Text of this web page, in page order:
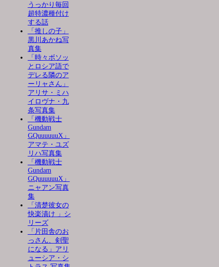
うっかり毎回
超特濃種付け
する話
「推しの子」
黒川あかね写
真集
「時々ボソッ
とロシア語で
デレる隣のア
ーリャさん」
アリサ・ミハ
イロヴナ・九
条写真集
「機動戦士
Gundam
GQuuuuuuX」
アマテ・ユズ
リハ写真集
「機動戦士
Gundam
GQuuuuuuX」
ニャアン写真
集
「清楚彼女の
快楽漬け 」シ
リーズ
「片田舎のお
っさん、剣聖
になる」アリ
ューシア・シ